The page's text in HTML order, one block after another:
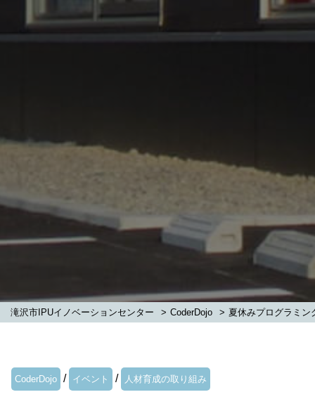
滝沢市IPUイノベーションセンター > CoderDojo > 夏休みプログラミン
CoderDojo / イベント / 人材育成の取り組み